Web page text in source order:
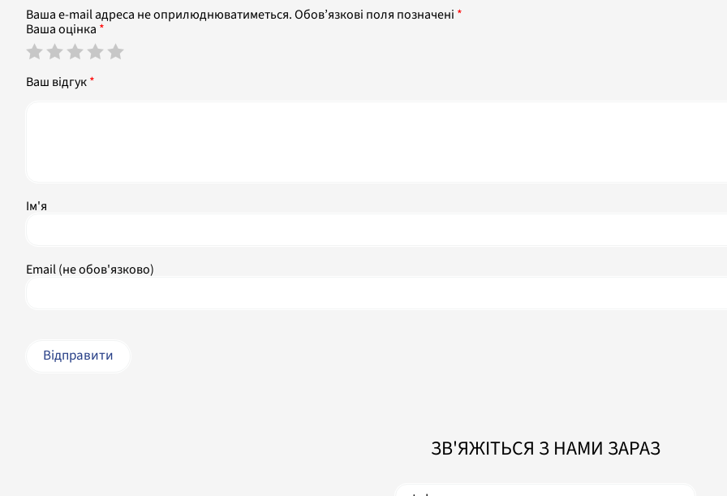
Ваша e-mail адреса не оприлюднюватиметься.Обов’язкові поля позначені *
Ваша оцінка *
Ваш відгук*
Ім'я
Email (не обов'язково)
ЗВ'ЯЖІТЬСЯ З НАМИ ЗАРАЗ